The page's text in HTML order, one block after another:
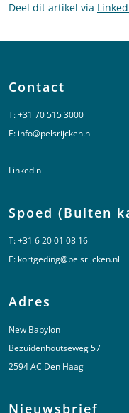
Deel dit artikel via
Contact
T:+31 70 515 3000
E: info@pelsrijcken.nl
Linkedin
Spoed (Buiten
T:+31 6 20 01 08 16
E: kortgeding@pelsrijcken.nl
Adres
New Babylon
Bezuidenhoutseweg 57
2594 AC Den Haag
Nieuwsbrief